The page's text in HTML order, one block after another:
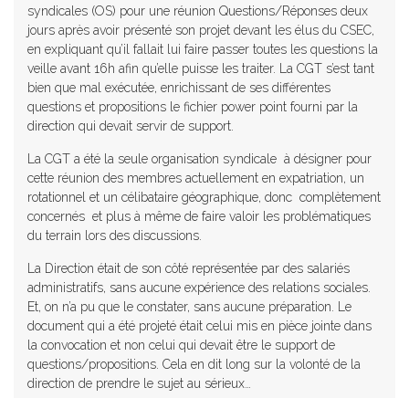
syndicales (OS) pour une réunion Questions/Réponses deux
jours après avoir présenté son projet devant les élus du CSEC,
en expliquant qu’il fallait lui faire passer toutes les questions la
veille avant 16h afin qu’elle puisse les traiter. La CGT s’est tant
bien que mal exécutée, enrichissant de ses différentes
questions et propositions le fichier power point fourni par la
direction qui devait servir de support.
La CGT a été la seule organisation syndicale à désigner pour
cette réunion des membres actuellement en expatriation, un
rotationnel et un célibataire géographique, donc complètement
concernés et plus à même de faire valoir les problématiques
du terrain lors des discussions.
La Direction était de son côté représentée par des salariés
administratifs, sans aucune expérience des relations sociales.
Et, on n’a pu que le constater, sans aucune préparation. Le
document qui a été projeté était celui mis en pièce jointe dans
la convocation et non celui qui devait être le support de
questions/propositions. Cela en dit long sur la volonté de la
direction de prendre le sujet au sérieux…